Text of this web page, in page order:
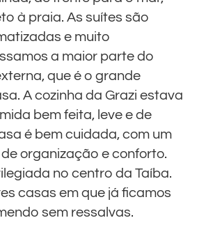
à praia. As suítes são
e muito
a maior parte do
que é o grande
A cozinha da Grazi estava
bem feita, leve e de
é bem cuidada, com um
organização e conforto.
no centro da Taíba.
casas em que já ficamos
sem ressalvas.